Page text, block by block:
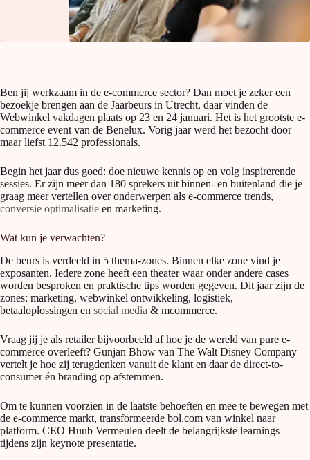
Ben jij werkzaam in de e-commerce sector? Dan moet je zeker een
bezoekje brengen aan de Jaarbeurs in Utrecht, daar vinden de
Webwinkel vakdagen plaats op 23 en 24 januari. Het is het grootste e-
commerce event van de Benelux. Vorig jaar werd het bezocht door
maar liefst 12.542 professionals.
Begin het jaar dus goed: doe nieuwe kennis op en volg inspirerende
sessies. Er zijn meer dan 180 sprekers uit binnen- en buitenland die je
graag meer vertellen over onderwerpen als e-commerce trends,
conversie optimalisatie en marketing.
Wat kun je verwachten?
De beurs is verdeeld in 5 thema-zones. Binnen elke zone vind je
exposanten. Iedere zone heeft een theater waar onder andere cases
worden besproken en praktische tips worden gegeven. Dit jaar zijn de
zones: marketing, webwinkel ontwikkeling, logistiek,
betaaloplossingen en social media & mcommerce.
Vraag jij je als retailer bijvoorbeeld af hoe je de wereld van pure e-
commerce overleeft? Gunjan Bhow van The Walt Disney Company
vertelt je hoe zij terugdenken vanuit de klant en daar de direct-to-
consumer én branding op afstemmen.
Om te kunnen voorzien in de laatste behoeften en mee te bewegen met
de e-commerce markt, transformeerde bol.com van winkel naar
platform. CEO Huub Vermeulen deelt de belangrijkste learnings
tijdens zijn keynote presentatie.